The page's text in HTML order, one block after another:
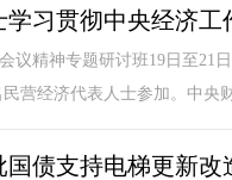
习贯彻中央经济
议精神专题研讨班19日至21
营经济代表人士参加。中央
债支持电梯更新改